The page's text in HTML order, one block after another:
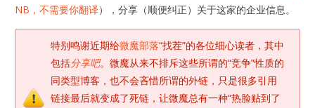
NB，不需要你翻译），分享（顺便纠正）关于这家的企业信息。
特别鸣谢近期给微魔部落“找茬”的各位细心读者，其中
包括分享吧。微魔从来不排斥这些所谓的“竞争”性质的
同类型博客，也不会吝惜所谓的外链，只是很多引用
链接最后就变成了死链，让微魔总有一种“热脸贴到了